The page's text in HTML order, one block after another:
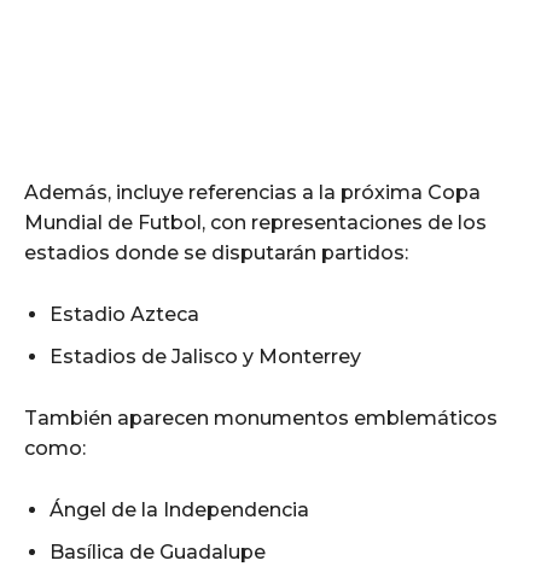
Además, incluye referencias a la próxima Copa
Mundial de Futbol, con representaciones de los
estadios donde se disputarán partidos:
Estadio Azteca
Estadios de Jalisco y Monterrey
También aparecen monumentos emblemáticos
como:
Ángel de la Independencia
Basílica de Guadalupe